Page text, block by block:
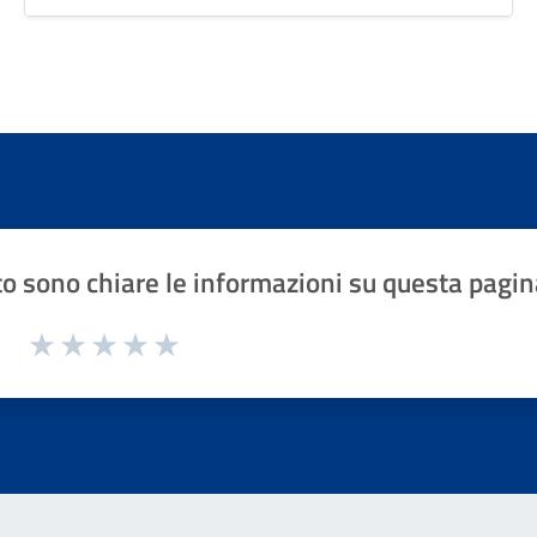
sono chiare le informazioni su questa
1 a 5 stelle la pagina